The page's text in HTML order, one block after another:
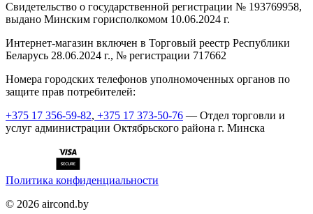
Cвидетельство о государственной регистрации № 193769958,
выдано Минским горисполкомом 10.06.2024 г.
Интернет-магазин включен в Торговый реестр Республики
Беларусь 28.06.2024 г., № регистрации 717662
Номера городских телефонов уполномоченных органов по
защите прав потребителей:
+375 17 356-59-82, +375 17 373-50-76 — Отдел торговли и
услуг администрации Октябрьского района г. Минска
Политика конфиденциальности
© 2026 aircond.by